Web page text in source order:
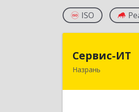
ISO
Сервис-ИТ
Назрань
386102,